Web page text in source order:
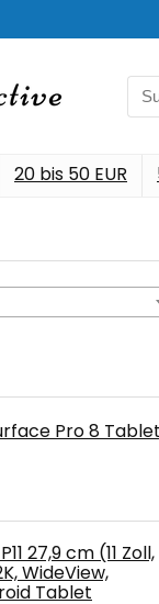
for:
20 bis 50 EUR
Pro 8
27,9 cm (11 Zoll,
WideView,
Tablet